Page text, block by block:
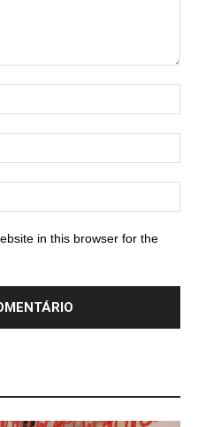
in this browser for the